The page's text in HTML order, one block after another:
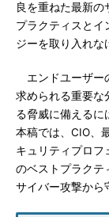
良を重ねた最新の
プラクティスとイ
ジーを取り入れな
エンドユーザー
求められる重要な
る脅威に備えるに
本稿では、CIO、
キュリティプロフ
のベストプラクテ
サイバー攻撃から